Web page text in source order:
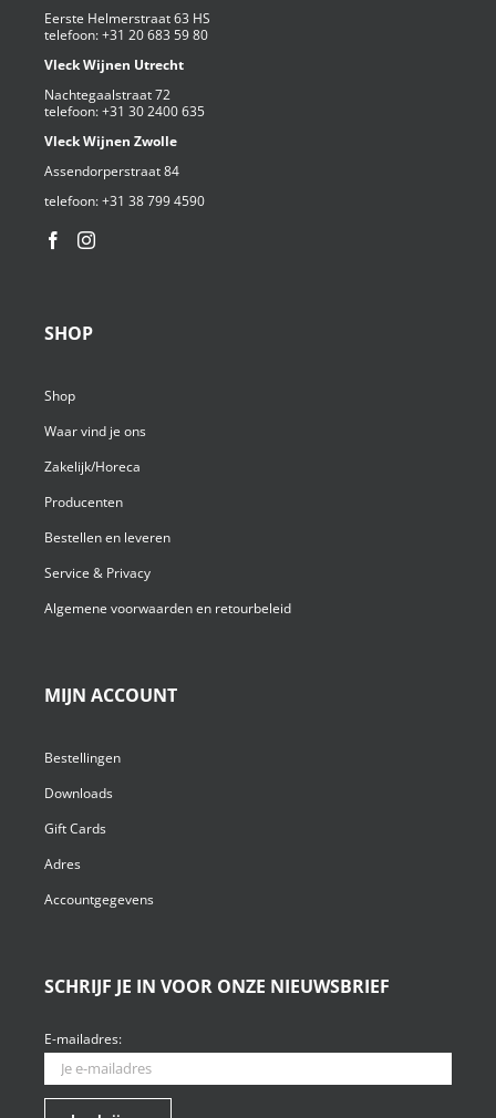
Eerste Helmerstraat 63 HS
telefoon:+31 20 683 59 80
Vleck Wijnen Utrecht
Nachtegaalstraat 72
telefoon:+31 30 2400 635
Vleck Wijnen Zwolle
Assendorperstraat 84
telefoon:+31 38 799 4590⁩
SHOP
Shop
Waar vind je ons
Zakelijk/Horeca
Producenten
Bestellen en leveren
Service & Privacy
Algemene voorwaarden en retourbeleid
MIJN ACCOUNT
Bestellingen
Downloads
Gift Cards
Adres
Accountgegevens
SCHRIJF JE IN VOOR ONZE NIEUWSBRIEF
E-mailadres: